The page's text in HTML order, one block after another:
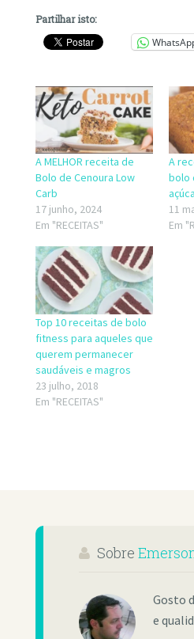
Partilhar isto:
A MELHOR receita de
Bolo de Cenoura Low
Carb
17 junho, 2024
Em "RECEITAS"
A
bolo
11
Em
Top 10 receitas de bolo
fitness para aqueles que
querem permanecer
saudáveis ​​e magros
23 julho, 2018
Em "RECEITAS"
Sobre
Gosto
e